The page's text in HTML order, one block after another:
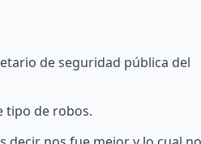
de seguridad pública del
tipo de robos.